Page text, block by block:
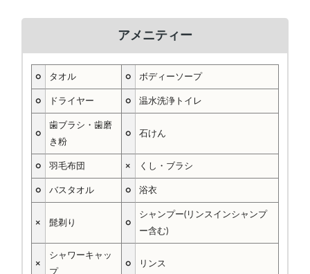
アメニティー
○ タオル ○ ボディーソープ
○ ドライヤー ○ 温水洗浄トイレ
○
歯ブラシ・歯磨
き粉
○ 石けん
○ 羽毛布団 × くし・ブラシ
○ バスタオル ○ 浴衣
× 髭剃り ○
シャンプー(リンスインシャンプ
ー含む)
×
シャワーキャッ
プ
○ リンス